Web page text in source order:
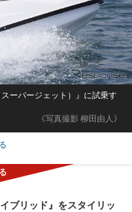
《写真撮影 柳田由人》
ーパージェット）』に試乗す
ブリッド』をスタイリッ